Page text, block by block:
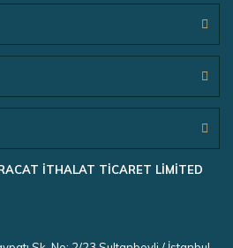
İTHALAT TİCARET LİMİTED